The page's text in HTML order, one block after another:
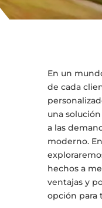
En un
de cada
una
a las
moderno.
hechos a
ventajas y
opción para